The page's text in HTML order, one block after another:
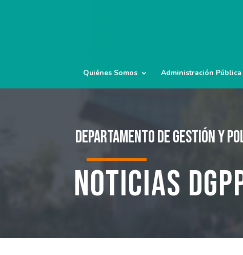
Quiénes Somos Administración Pública
Departamento de Gestión y
Noticias